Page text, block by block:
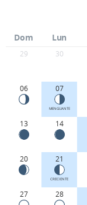
Dom Lun
29 30
06 07
MENGUANTE
13 14
20 21
CRECIENTE
27 28